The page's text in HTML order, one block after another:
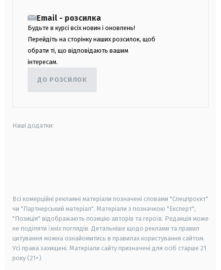
Email - розсилка
Будьте в курсі всіх новин і оновлень!
Перейдіть на сторінку наших розсилок, щоб
обрати ті, що відповідають вашим
інтересам.
ДО РОЗСИЛОК
Наші додатки:
Всі комерційні рекламні матеріали позначені словами "Спецпроєкт"
чи "Партнерський матеріал". Матеріали з позначкою "Експерт",
"Позиція" відображають позицію авторів та героїв. Редакція може
не поділяти їхніх поглядів. Детальніше щодо реклами та правил
цитування можна ознайомитись в правилах користування сайтом.
Усі права захищені. Матеріали сайту призначені для осіб старше 21
року (21+)